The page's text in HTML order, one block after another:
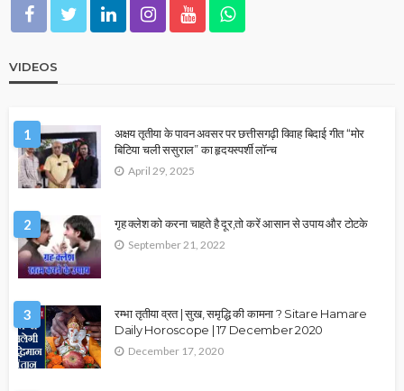
VIDEOS
1
अक्षय तृतीया के पावन अवसर पर छत्तीसगढ़ी विवाह बिदाई गीत “मोर
बिटिया चली ससुराल” का हृदयस्पर्शी लॉन्च
April 29, 2025
2 गृह क्लेश को करना चाहते है दूर,तो करें आसान से उपाय और टोटके
September 21, 2022
3
रम्भा तृतीया व्रत | सुख, समृद्धि की कामना ? Sitare Hamare
Daily Horoscope | 17 December 2020
December 17, 2020